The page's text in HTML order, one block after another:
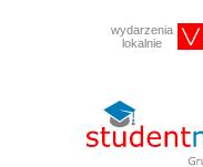
wydarzenia
lokalnie